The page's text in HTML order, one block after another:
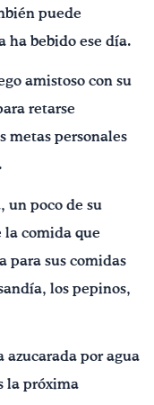
puede
ha bebido ese día.
amistoso con su
retarse
metas personales
un poco de su
la comida que
para sus comidas
los pepinos,
azucarada por agua
la próxima